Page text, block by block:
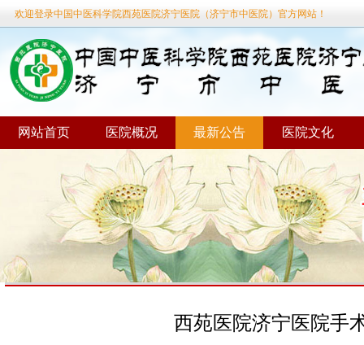
欢迎登录中国中医科学院西苑医院济宁医院（济宁市中医院）官方网站！
网站首页 医院概况 最新公告 医院文化
最新公告
西苑医院济宁医院手